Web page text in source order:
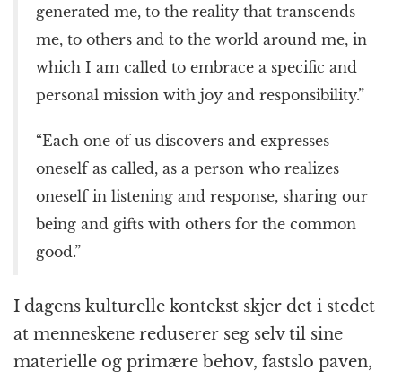
generated me, to the reality that transcends
me, to others and to the world around me, in
which I am called to embrace a specific and
personal mission with joy and responsibility.”
“Each one of us discovers and expresses
oneself as called, as a person who realizes
oneself in listening and response, sharing our
being and gifts with others for the common
good.”
I dagens kulturelle kontekst skjer det i stedet
at menneskene reduserer seg selv til sine
materielle og primære behov, fastslo paven,